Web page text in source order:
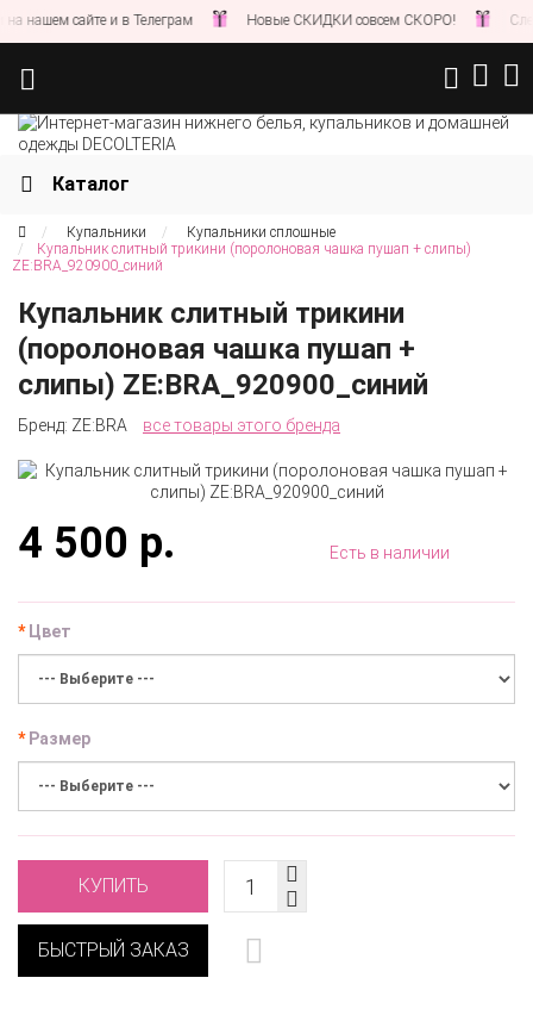
нашем сайте и в Телеграм Новые СКИДКИ совсем СКОРО!
Каталог
Купальники
Купальники сплошные
Купальник слитный трикини (поролоновая чашка пушап + слипы)
ZE:BRA_920900_синий
Купальник слитный трикини
(поролоновая чашка пушап +
слипы) ZE:BRA_920900_синий
Бренд: ZE:BRA все товары этого бренда
4 500 р. Есть в наличии
Цвет
Размер
КУПИТЬ
БЫСТРЫЙ ЗАКАЗ